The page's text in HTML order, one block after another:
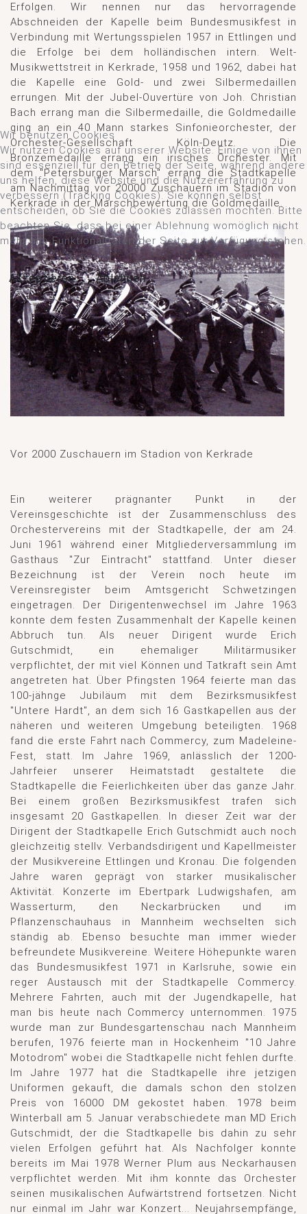
Erfolgen. Wir nennen nur das hervorragende
Abschneiden der Kapelle beim Bundesmusikfest in
Verbindung mit Wertungsspielen 1957 in Ettlingen und
die Erfolge bei dem holländischen intern. Welt-
Musikwettstreit in Kerkrade, 1958 und 1962, dabei hat
die Kapelle eine Gold- und zwei Silbermedaillen
errungen. Mit der Jubel-Ouvertüre von Joh. Christian
Bach errang man die Silbermedaille, die Goldmedaille
ging an ein 40 Mann starkes Sinfonieorchester, der
Orchester-Gesellschaft Köln-Deutz. Die
Bronzemedaille errang ein irisches Orchester. Mit
dem "Petersburger Marsch" errang die Stadtkapelle
am Nachmittag vor 20000 Zuschauern im Stadion von
Kerkrade in der Marschbewertung die Goldmedaille.
Vor 2000 Zuschauern im Stadion von Kerkrade
Ein weiterer prägnanter Punkt in der
Vereinsgeschichte ist der Zusammenschluss des
Orchestervereins mit der Stadtkapelle, der am 24.
Juni 1961 während einer Mitgliederversammlung im
Gasthaus "Zur Eintracht" stattfand. Unter dieser
Bezeichnung ist der Verein noch heute im
Vereinsregister beim Amtsgericht Schwetzingen
eingetragen. Der Dirigentenwechsel im Jahre 1963
konnte dem festen Zusammenhalt der Kapelle keinen
Abbruch tun. Als neuer Dirigent wurde Erich
Gutschmidt, ein ehemaliger Militärmusiker
verpflichtet, der mit viel Können und Tatkraft sein Amt
angetreten hat. Über Pfingsten 1964 feierte man das
100-jähnge Jubiläum mit dem Bezirksmusikfest
"Untere Hardt", an dem sich 16 Gastkapellen aus der
näheren und weiteren Umgebung beteiligten. 1968
fand die erste Fahrt nach Commercy, zum Madeleine-
Fest, statt. Im Jahre 1969, anlässlich der 1200-
Jahrfeier unserer Heimatstadt gestaltete die
Stadtkapelle die Feierlichkeiten über das ganze Jahr.
Bei einem großen Bezirksmusikfest trafen sich
insgesamt 20 Gastkapellen. In dieser Zeit war der
Dirigent der Stadtkapelle Erich Gutschmidt auch noch
gleichzeitig stellv. Verbandsdirigent und Kapellmeister
der Musikvereine Ettlingen und Kronau. Die folgenden
Jahre waren geprägt von starker musikalischer
Aktivität. Konzerte im Ebertpark Ludwigshafen, am
Wasserturm, den Neckarbrücken und im
Pflanzenschauhaus in Mannheim wechselten sich
ständig ab. Ebenso besuchte man immer wieder
befreundete Musikvereine. Weitere Höhepunkte waren
das Bundesmusikfest 1971 in Karlsruhe, sowie ein
reger Austausch mit der Stadtkapelle Commercy.
Mehrere Fahrten, auch mit der Jugendkapelle, hat
man bis heute nach Commercy unternommen. 1975
wurde man zur Bundesgartenschau nach Mannheim
berufen, 1976 feierte man in Hockenheim "10 Jahre
Motodrom" wobei die Stadtkapelle nicht fehlen durfte.
Im Jahre 1977 hat die Stadtkapelle ihre jetzigen
Uniformen gekauft, die damals schon den stolzen
Preis von 16000 DM gekostet haben. 1978 beim
Winterball am 5. Januar verabschiedete man MD Erich
Gutschmidt, der die Stadtkapelle bis dahin zu sehr
vielen Erfolgen geführt hat. Als Nachfolger konnte
bereits im Mai 1978 Werner Plum aus Neckarhausen
verpflichtet werden. Mit ihm konnte das Orchester
seinen musikalischen Aufwärtstrend fortsetzen. Nicht
nur einmal im Jahr war Konzert... Neujahrsempfänge,
Wir benutzen Cookies
Wir nutzen Cookies auf unserer Website. Einige von ihnen
sind essenziell für den Betrieb der Seite, während andere
uns helfen, diese Website und die Nutzererfahrung zu
verbessern (Tracking Cookies). Sie können selbst
entscheiden, ob Sie die Cookies zulassen möchten. Bitte
beachten Sie, dass bei einer Ablehnung womöglich nicht
mehr alle Funktionalitäten der Seite zur Verfügung stehen.
Akzeptieren Ablehnen